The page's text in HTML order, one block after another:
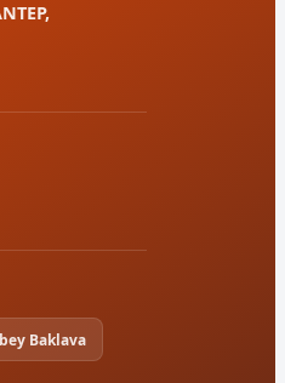
Baklava